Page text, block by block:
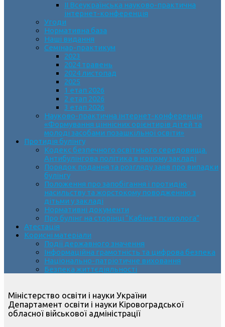
ІІ Всеукраїнська науково-практична
інтернет-конференція
Угоди
Нормативна база
Наші видання
Семінар-практикум
2023
2024 травень
2024 листопад
2025
1 етап 2026
2 етап 2026
3 етап 2026
Науково-практична інтернет-конференція
«Формування ціннісних орієнтирів дітей та
молоді засобами позашкільної освіти»
Протидія булінгу
Кодекс безпечного освітнього середовища.
Антибулінгова політика в нашому закладі
Порядок подання та розгляду заяв про випадки
булінгу
Положення про запобігання і протидію
насильству та жорстокому поводженню з
дітьми у закладі
Нормативні документи
Про булінг на сторінці “Кабінет психолога”
Атестація
Корисні матеріали
Події державного значення
Інформаційна грамотність та цифрова безпека
Національно-патріотичне виховання
Безпека життєдіяльності
Міністерство освіти і науки України
Департамент освіти і науки Кіровоградської
обласної військової адміністрації